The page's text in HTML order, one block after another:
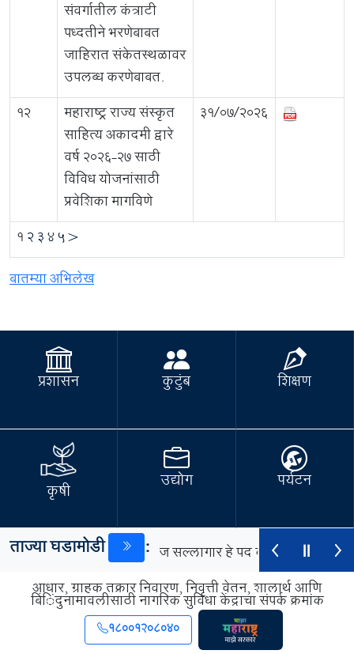
12345>
संवर्गातील कंत्राटी
पध्दतीने भरणेबाबत
जाहिरात संकेतस्थळावर
उपलब्ध करणेबाबत.
12
महाराष्ट्र राज्य संस्कृत
साहित्य अकादमी द्वारे
वर्ष 2026-27 साठी
विविध योजनांसाठी
प्रवेशिका मागविणे
31/07/2026
बातम्या अभिलेख
प्रशासन कुटुंब शिक्षण
कृषी उद्योग पर्यटन
ताज्या घडामोडी :
व प्रकल्प कामकाज सल्लागार हे पद करार पद्धतीने
दुरुस्ती न होणा यासारख्या अथवा विनावापर असलेल्या
आधार, ग्राहक तक्रार निवारण, निवृत्ती वेतन, शालार्थ आणि
बिंदुनामावलीसाठी नागरिक सुविधा केंद्राचा संपर्क क्रमांक
18001208040